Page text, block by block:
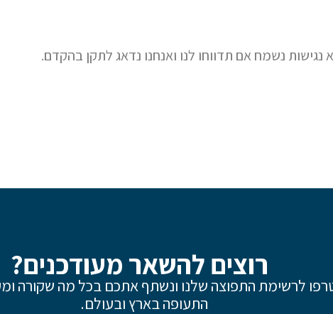
נשמח אם תדווחו לנו ואנחנו נדאג לתקן בהקדם.
רוצים להשאר מעודכנים?
לרשימת התפוצה שלנו ונשתף אתכם בכל מה שקורה
התעופה בארץ ובעולם.